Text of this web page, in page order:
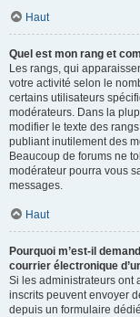
Haut
Quel est mon rang et
Les rangs, qui
votre activité selon le
certains utilisateurs
modérateurs. Dans la
modifier le texte des
publiant inutilement des
Beaucoup de forums ne
modérateur pourra vous
messages.
Haut
Pourquoi m’est-il
courrier électronique
Si les administrateurs ont
inscrits peuvent envoyer
depuis un formulaire